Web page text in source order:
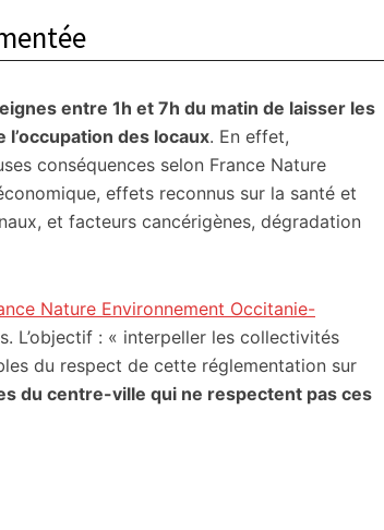
entre 1h et 7h du matin de laisser les
des locaux. En effet,
conséquences selon France Nature
effets reconnus sur la santé et
et facteurs cancérigènes, dégradation
Nature Environnement Occitanie-
L’objectif : « interpeller les collectivités
du respect de cette réglementation sur
du centre-ville qui ne respectent pas ces